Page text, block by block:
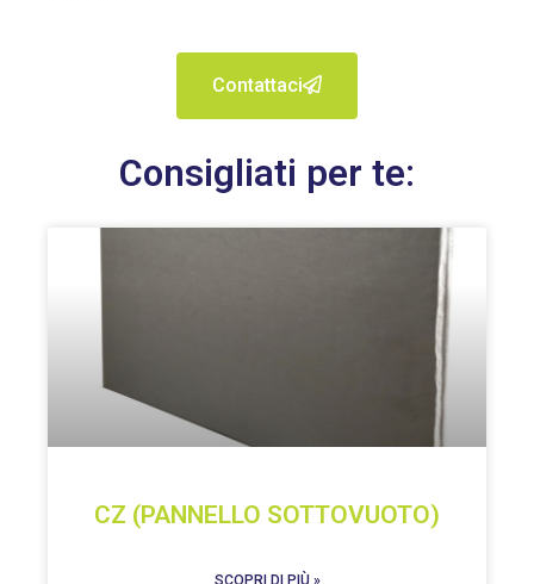
Contattaci
Consigliati per te:
CZ (PANNELLO SOTTOVUOTO)
SCOPRI DI PIÙ »